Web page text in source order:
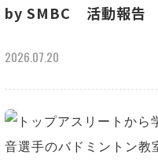
by SMBC 活動報告
2026.07.20